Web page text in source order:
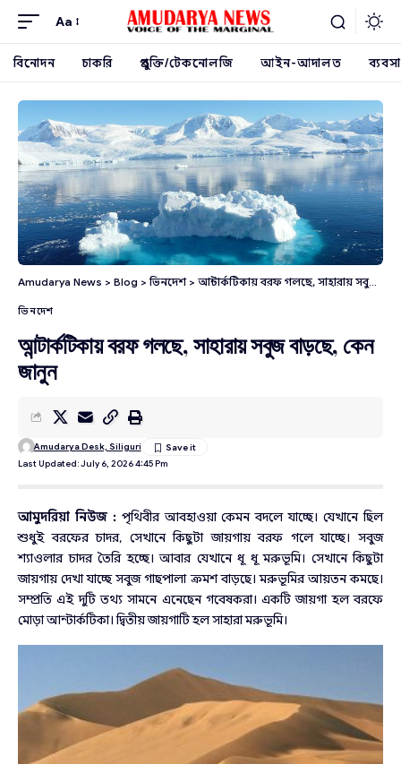
Aa
বিনোদন চাকরি প্রযুক্তি/টেকনোলজি আইন-আদালত ব্যবসা
Amudarya News > Blog >ভিনদেশ> আন্টার্কটিকায় বরফ গলছে, সাহারায় সবুজ বাড়ছে, কেন জানুন
ভিনদেশ
আন্টার্কটিকায় বরফ গলছে, সাহারায় সবুজ বাড়ছে, কেন
জানুন
Last Updated: July 6, 2026 4:45 Pm
Amudarya Desk, Siliguri
আমুদরিয়া নিউজ :পৃথিবীর আবহাওয়া কেমন বদলে যাচ্ছে। যেখানে ছিল
শুধুই বরফের চাদর, সেখানে কিছুটা জায়গায় বরফ গলে যাচ্ছে। সবুজ
শ্যাওলার চাদর তৈরি হচ্ছে। আবার যেখানে ধূ ধূ মরুভূমি। সেখানে কিছুটা
জায়গায় দেখা যাচ্ছে সবুজ গাছপালা ক্রমশ বাড়ছে। মরুভূমির আয়তন কমছে।
সম্প্রতি এই দুটি তথ্য সামনে এনেছেন গবেষকরা। একটি জায়গা হল বরফে
মোড়া আন্টার্কটিকা। দ্বিতীয় জায়গাটি হল সাহারা মরুভূমি।